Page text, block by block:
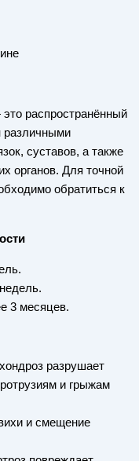
распространённый
различными
суставов, а также
органов. Для точной
обратиться к
3 месяцев.
разрушает
и грыжам
и смещение